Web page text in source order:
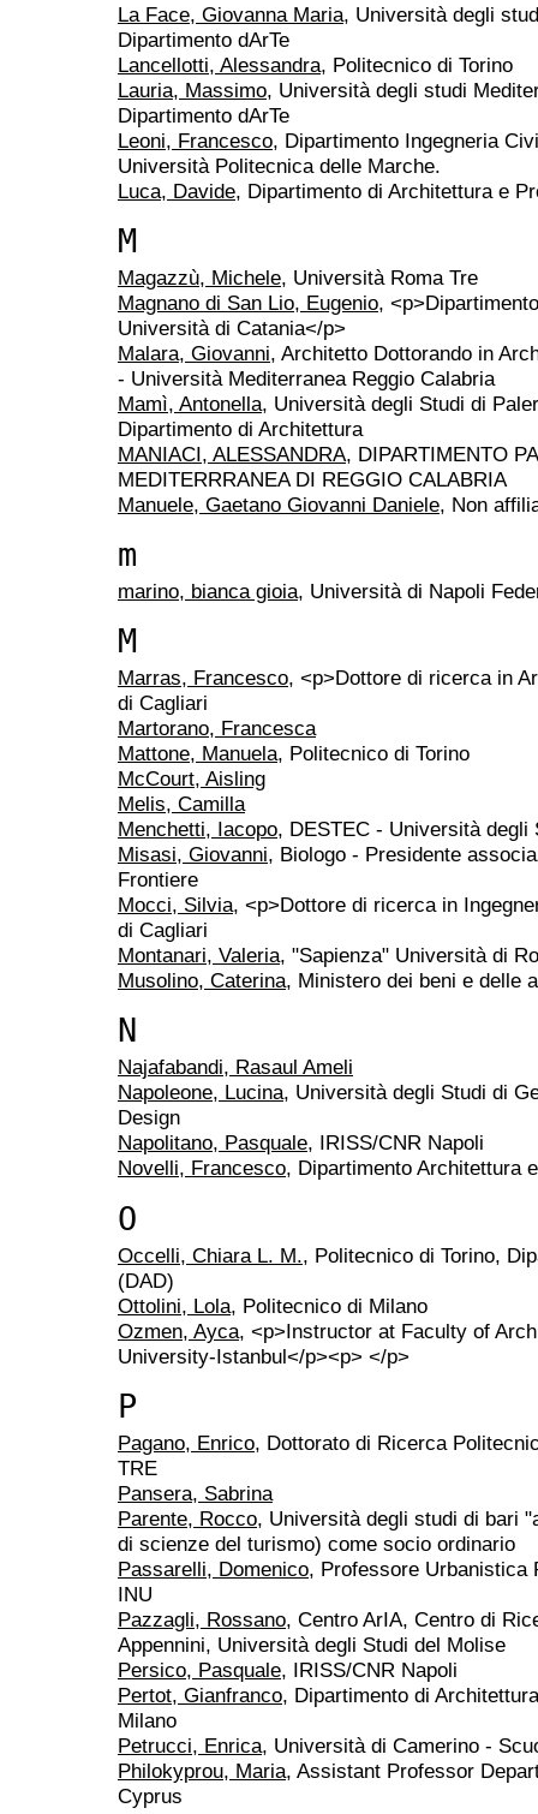
La Face, Giovanna Maria, Università degli
Dipartimento dArTe
Lancellotti, Alessandra, Politecnico di Torino
Lauria, Massimo, Università degli studi
Dipartimento dArTe
Leoni, Francesco, Dipartimento Ingegneria
Università Politecnica delle Marche.
Luca, Davide, Dipartimento di Architettura e
M
Magazzù, Michele, Università Roma Tre
Magnano di San Lio, Eugenio,
Università di Catania</p>
Malara, Giovanni, Architetto Dottorando in
- Università Mediterranea Reggio Calabria
Mamì, Antonella, Università degli Studi di
Dipartimento di Architettura
MANIACI, ALESSANDRA, DIPARTIMENTO
MEDITERRRANEA DI REGGIO CALABRIA
Manuele, Gaetano Giovanni Daniele, Non
m
marino, bianca gioia, Università di Napoli
M
Marras, Francesco, <p>Dottore di ricerca in
di Cagliari
Martorano, Francesca
Mattone, Manuela, Politecnico di Torino
McCourt, Aisling
Melis, Camilla
Menchetti, Iacopo, DESTEC - Università degli
Misasi, Giovanni, Biologo - Presidente
Frontiere
Mocci, Silvia, <p>Dottore di ricerca in
di Cagliari
Montanari, Valeria, "Sapienza" Università di
Musolino, Caterina, Ministero dei beni e delle
N
Najafabandi, Rasaul Ameli
Napoleone, Lucina, Università degli Studi di
Design
Napolitano, Pasquale, IRISS/CNR Napoli
Novelli, Francesco, Dipartimento Architettura
O
Occelli, Chiara L. M., Politecnico di Torino,
(DAD)
Ottolini, Lola, Politecnico di Milano
Ozmen, Ayca, <p>Instructor at Faculty of
University-Istanbul</p><p> </p>
P
Pagano, Enrico, Dottorato di Ricerca
TRE
Pansera, Sabrina
Parente, Rocco, Università degli studi di bari
di scienze del turismo) come socio ordinario
Passarelli, Domenico, Professore Urbanistica
INU
Pazzagli, Rossano, Centro ArIA, Centro di
Appennini, Università degli Studi del Molise
Persico, Pasquale, IRISS/CNR Napoli
Pertot, Gianfranco, Dipartimento di
Milano
Petrucci, Enrica, Università di Camerino -
Philokyprou, Maria, Assistant Professor
Cyprus